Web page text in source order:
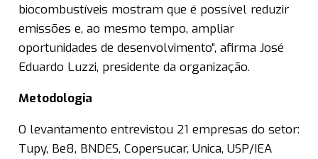
biocombustíveis mostram que é possível reduzir
emissões e, ao mesmo tempo, ampliar
oportunidades de desenvolvimento”, afirma José
Eduardo Luzzi, presidente da organização.
Metodologia
O levantamento entrevistou 21 empresas do setor:
Tupy, Be8, BNDES, Copersucar, Unica, USP/IEA